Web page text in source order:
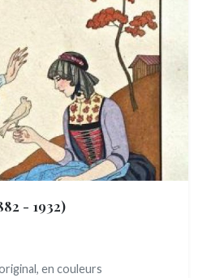
- 1932)
en couleurs